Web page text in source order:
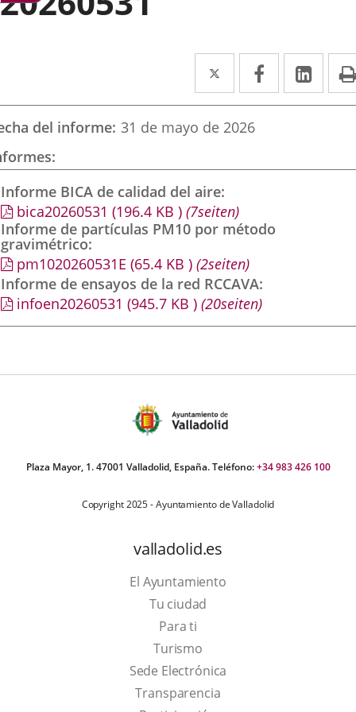
Twitter
Enlace
a
una
externa.
Facebook
Enlace
a
externa.
a
del informe 31 de mayo de 2026
Informe BICA de calidad del aire
bica20260531 (196.4 KB ) (7seiten)
Informe de partículas PM10 por método
gravimétrico
pm1020260531E (65.4 KB ) (2seiten)
Informe de ensayos de la red RCCAVA
infoen20260531 (945.7 KB ) (20seiten)
Plaza Mayor, 1. 47001 Valladolid, España. Teléfono:+34 983 426 100
Copyright 2025 - Ayuntamiento de Valladolid
valladolid.es
El Ayuntamiento
Tu ciudad
Para ti
TurismoThis
link
will
Sede Electrónica
Transparencia